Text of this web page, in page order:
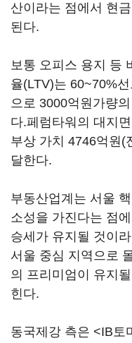
산이라는 점에서 현
된다.
보통 오피스 용지 등
율(LTV)는 60~70%
으로 3000억원가량
다.페럼타워의 대지
부상 가치 4746억원(
달한다.
부동산업계는 서울
소성을 가진다는 점
승세가 유지될 것이
서울 중심 지역으로
의 프리미엄이 유지
힌다.
동국제강 측은 <IB토